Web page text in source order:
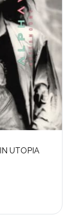
UTOPIA